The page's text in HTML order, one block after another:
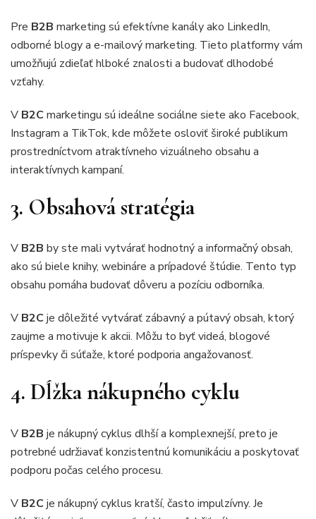
Pre B2B marketing sú efektívne kanály ako LinkedIn,
odborné blogy a e-mailový marketing. Tieto platformy vám
umožňujú zdieľať hlboké znalosti a budovať dlhodobé
vzťahy.
V B2C marketingu sú ideálne sociálne siete ako Facebook,
Instagram a TikTok, kde môžete osloviť široké publikum
prostredníctvom atraktívneho vizuálneho obsahu a
interaktívnych kampaní.
3. Obsahová stratégia
V B2B by ste mali vytvárať hodnotný a informačný obsah,
ako sú biele knihy, webináre a prípadové štúdie. Tento typ
obsahu pomáha budovať dôveru a pozíciu odborníka.
V B2C je dôležité vytvárať zábavný a pútavý obsah, ktorý
zaujme a motivuje k akcii. Môžu to byť videá, blogové
príspevky či súťaže, ktoré podporia angažovanosť.
4. Dĺžka nákupného cyklu
V B2B je nákupný cyklus dlhší a komplexnejší, preto je
potrebné udržiavať konzistentnú komunikáciu a poskytovať
podporu počas celého procesu.
V B2C je nákupný cyklus kratší, často impulzívny. Je